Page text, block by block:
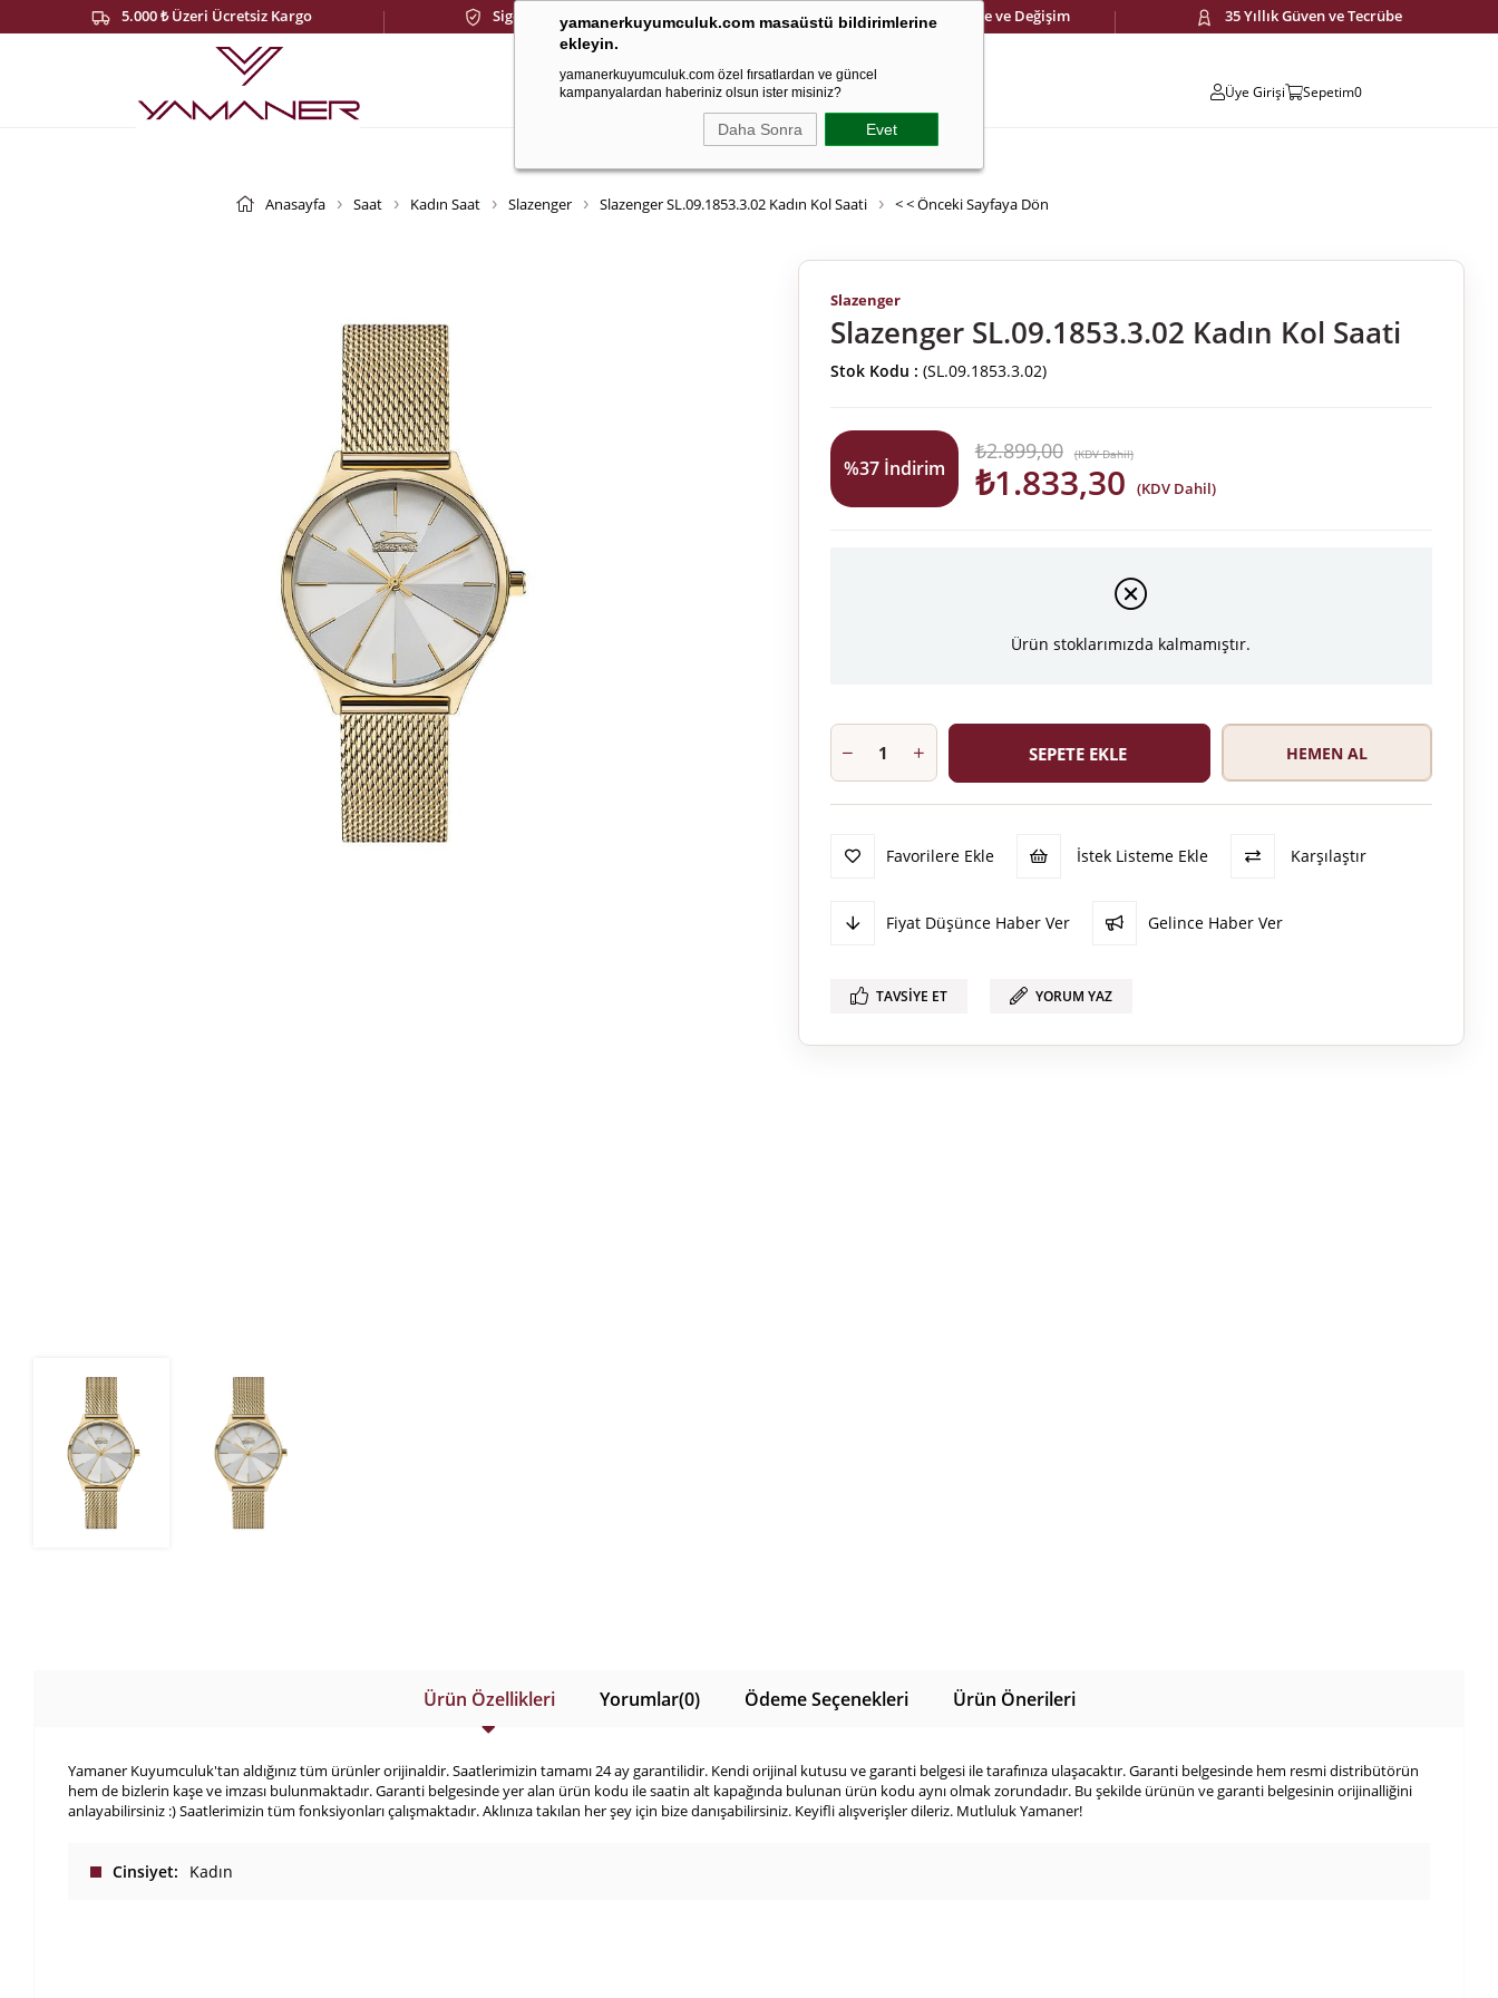
5.000 ₺ Üzeri Ücretsiz Kargo Sigortalı ve Güvenli Kargo 14 Gün İçinde Kolay İade ve Değişim 35 Yıllık Güven ve Tecrübe
yamanerkuyumculuk.com masaüstü bildirimlerine
ekleyin.
yamanerkuyumculuk.com özel fırsatlardan ve güncel
kampanyalardan haberiniz olsun ister misiniz?
Daha Sonra Evet
Üye Girişi Sepetim0
Çocuk Ema Jewellery Cetaş Jewellery
Anasayfa Saat Kadın Saat Slazenger Slazenger SL.09.1853.3.02 Kadın Kol Saati < < Önceki Sayfaya Dön
Slazenger
Slazenger SL.09.1853.3.02 Kadın Kol Saati
Stok Kodu (SL.09.1853.3.02)
%37İndirim
₺2.899,00 (KDV Dahil)
₺1.833,30 (KDV Dahil)
Ürün stoklarımızda kalmamıştır.
Favorilere Ekle İstek Listeme Ekle Karşılaştır
Fiyat Düşünce Haber Ver Gelince Haber Ver
TAVSIYE ET YORUM YAZ
Ürün Özellikleri Yorumlar(0) Ödeme Seçenekleri Ürün Önerileri
Yamaner Kuyumculuk'tan aldığınız tüm ürünler orijinaldir. Saatlerimizin tamamı 24 ay garantilidir. Kendi orijinal kutusu ve garanti belgesi ile tarafınıza ulaşacaktır. Garanti belgesinde hem resmi distribütörün
hem de bizlerin kaşe ve imzası bulunmaktadır. Garanti belgesinde yer alan ürün kodu ile saatin alt kapağında bulunan ürün kodu aynı olmak zorundadır. Bu şekilde ürünün ve garanti belgesinin orijinalliğini
anlayabilirsiniz :) Saatlerimizin tüm fonksiyonları çalışmaktadır. Aklınıza takılan her şey için bize danışabilirsiniz. Keyifli alışverişler dileriz. Mutluluk Yamaner!
Cinsiyet Kadın